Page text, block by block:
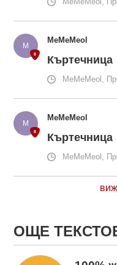
MeMeMeol
Къртечница
MeMeMeol,
MeMeMeol
Къртечница
MeMeMeol,
ОЩЕ